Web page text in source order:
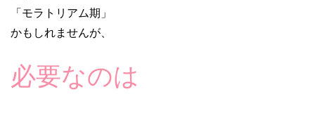
「モラトリアム期」
かもしれませんが、
必要なのは